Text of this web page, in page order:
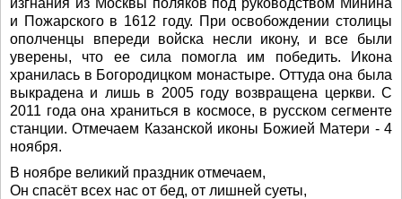
изгнания из Москвы поляков под руководством Минина
и Пожарского в 1612 году. При освобождении столицы
ополченцы впереди войска несли икону, и все были
уверены, что ее сила помогла им победить. Икона
хранилась в Богородицком монастыре. Оттуда она была
выкрадена и лишь в 2005 году возвращена церкви. С
2011 года она храниться в космосе, в русском сегменте
станции. Отмечаем Казанской иконы Божией Матери - 4
ноября.
В ноябре великий праздник отмечаем,
Он спасёт всех нас от бед, от лишней суеты,